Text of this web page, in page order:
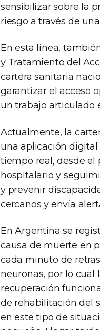
sensibilizar sobre la
riesgo a través de
En esta línea,
y Tratamiento del
cartera sanitaria
garantizar el acceso
un trabajo articulado
Actualmente, la
una aplicación
tiempo real, desde
hospitalario y
y prevenir
cercanos y envía
En Argentina se
causa de muerte en
cada minuto de
neuronas, por lo cual
recuperación
de rehabilitación del
en este tipo de